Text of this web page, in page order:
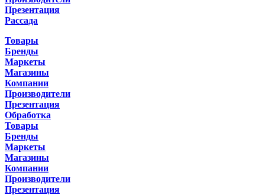
Презентация
Рассада
Товары
Бренды
Маркеты
Магазины
Компании
Производители
Презентация
Обработка
Товары
Бренды
Маркеты
Магазины
Компании
Производители
Презентация